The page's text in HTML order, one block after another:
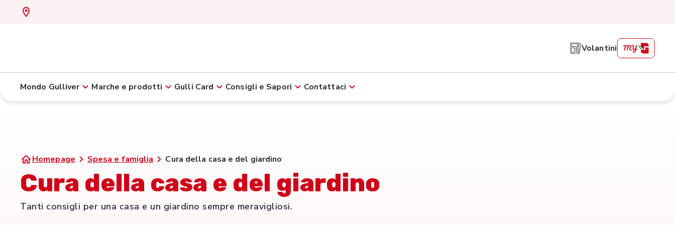
Volantini
Mondo Gulliver Marche e prodotti Gulli Card Consigli e Sapori Contattaci
Homepage Spesa e famiglia Cura della casa e del giardino
Cura della casa e del giardino
Tanti consigli per una casa e un giardino sempre meravigliosi.